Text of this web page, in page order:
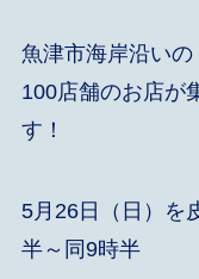
魚津市海岸沿い
100店舗のお店が
す！
5月26日（日）を
半～同9時半